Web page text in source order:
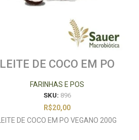
LEITE DE COCO EM PO
FARINHAS E POS
SKU: 896
R$20,00
LEITE DE COCO EM PO VEGANO 200G